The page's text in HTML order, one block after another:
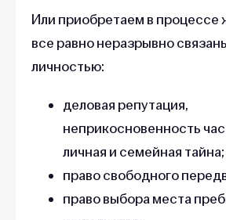
Или приобретаем в процессе
все равно неразрывно
личностью:
деловая репутация,
неприкосновенность
личная и семейная тайна;
право свободного
право выбора места